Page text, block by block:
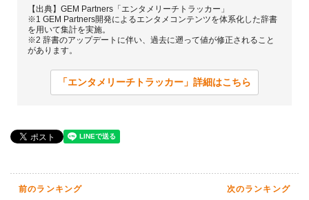
【出典】GEM Partners「エンタメリーチトラッカー」
※1 GEM Partners開発によるエンタメコンテンツを体系化した辞書
を用いて集計を実施。
※2 辞書のアップデートに伴い、過去に遡って値が修正されること
があります。
「エンタメリーチトラッカー」詳細はこちら
前のランキング
次のランキング